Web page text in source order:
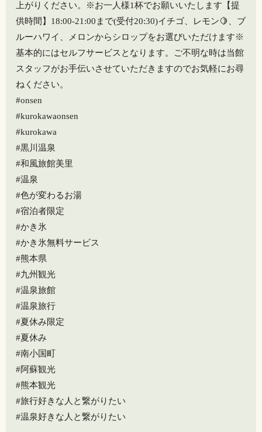
上がりください。※お一人様1杯でお願いいたします【提
供時間】18:00-21:00まで(受付20:30)イチゴ、レモン🍋、ブ
ルーハワイ、メロンからシロップをお選びいただけます※
基本的にはセルフサービスとなります。ご不明な時は当館
スタッフがお手伝いさせていただきますのでお気軽にお尋
ねください。
#onsen
#kurokawaonsen
#kurokawa
#黒川温泉
#和風旅館美里
#温泉
#色が変わるお湯
#宿泊者限定
#かき氷
#かき氷無料サービス
#熊本県
#九州観光
#温泉旅館
#温泉旅行
#夏休み限定
#夏休み
#南小国町
#阿蘇観光
#熊本観光
#旅行好きな人と繋がりたい
#温泉好きな人と繋がりたい